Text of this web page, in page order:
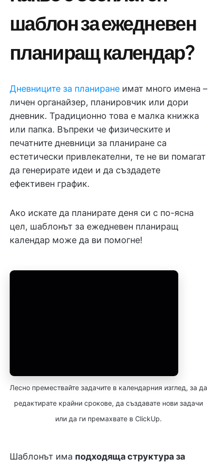
шаблон за ежедневен
планиращ календар?
Дневниците за планиране имат много имена –
личен органайзер, планировчик или дори
дневник. Традиционно това е малка книжка
или папка. Въпреки че физическите и
печатните дневници за планиране са
естетически привлекателни, те не ви помагат
да генерирате идеи и да създадете
ефективен график.
Ако искате да планирате деня си с по-ясна
цел, шаблонът за ежедневен планиращ
календар може да ви помогне!
Лесно премествайте задачите в календарния изглед, за да
редактирате крайни срокове, да създавате нови задачи
или да ги премахвате в ClickUp.
Шаблонът има подходяща структура за